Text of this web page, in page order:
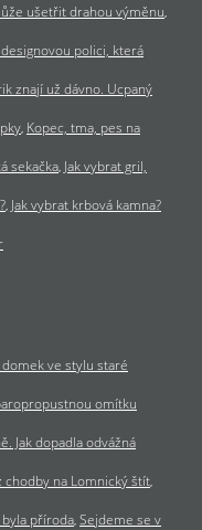
ušetřit drahou výměnu
polici, která
znají už dávno. Ucpaný
Kopec, tma, pes na
sekačka Jak vybrat gril,
Jak vybrat krbová kamna?
ve stylu staré
omítku
Jak dopadla odvážná
chodby na Lomnický štít
příroda Sejdeme se v